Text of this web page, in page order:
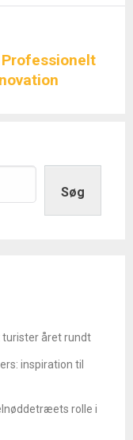
Søg
turister året rundt
inspiration til
rolle i